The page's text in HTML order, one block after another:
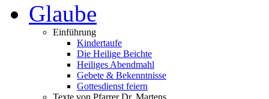
Glaube
Einführung
Kindertaufe
Die Heilige Beichte
Heiliges Abendmahl
Gebete & Bekenntnisse
Gottesdienst feiern
Texte von Pfarrer Dr. Martens